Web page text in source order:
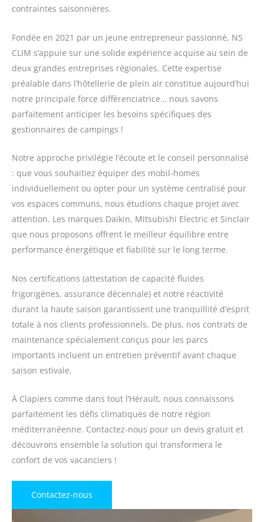
contraintes saisonnières.
Fondée en 2021 par un jeune entrepreneur passionné, NS
CLIM s’appuie sur une solide expérience acquise au sein de
deux grandes entreprises régionales. Cette expertise
préalable dans l’hôtellerie de plein air constitue aujourd’hui
notre principale force différenciatrice… nous savons
parfaitement anticiper les besoins spécifiques des
gestionnaires de campings !
Notre approche privilégie l’écoute et le conseil personnalisé
: que vous souhaitiez équiper des mobil-homes
individuellement ou opter pour un système centralisé pour
vos espaces communs, nous étudions chaque projet avec
attention. Les marques Daikin, Mitsubishi Electric et Sinclair
que nous proposons offrent le meilleur équilibre entre
performance énergétique et fiabilité sur le long terme.
Nos certifications (attestation de capacité fluides
frigorigènes, assurance décennale) et notre réactivité
durant la haute saison garantissent une tranquillité d’esprit
totale à nos clients professionnels. De plus, nos contrats de
maintenance spécialement conçus pour les parcs
importants incluent un entretien préventif avant chaque
saison estivale.
À Clapiers comme dans tout l’Hérault, nous connaissons
parfaitement les défis climatiques de notre région
méditerranéenne. Contactez-nous pour un devis gratuit et
découvrons ensemble la solution qui transformera le
confort de vos vacanciers !
Contactez-nous